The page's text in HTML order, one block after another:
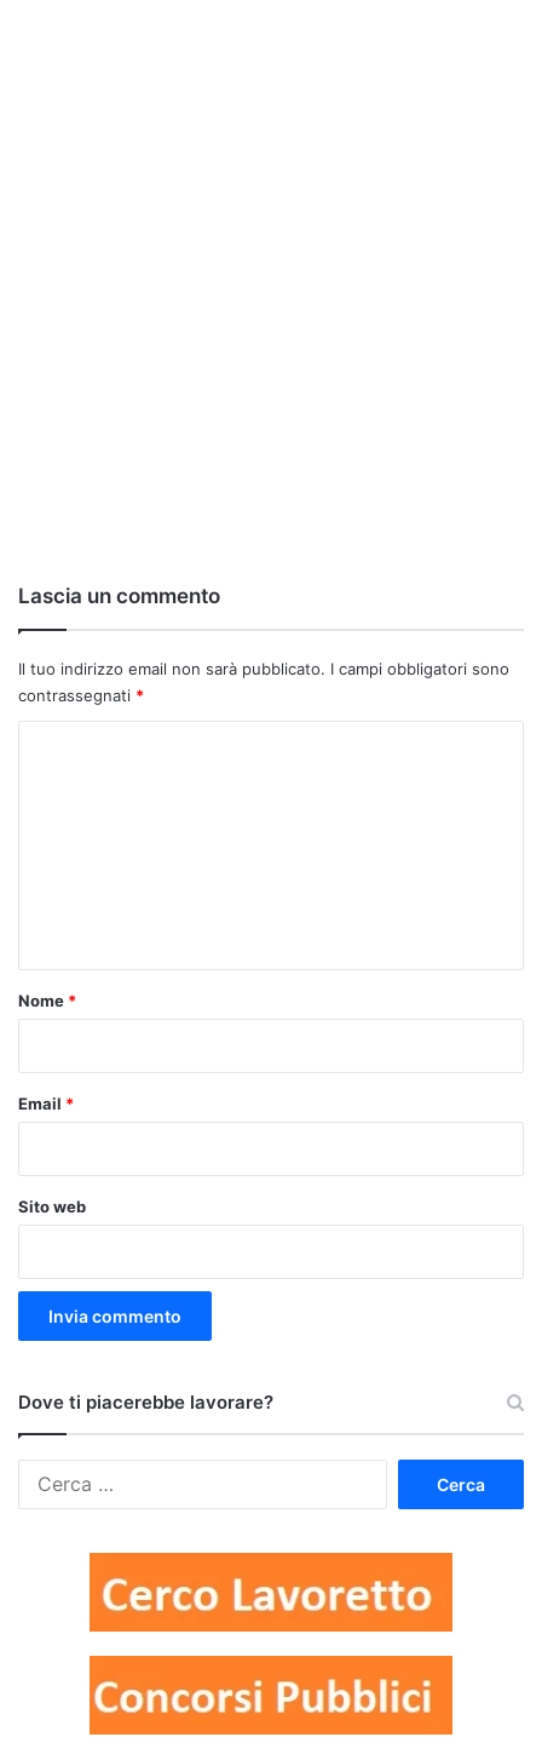
Lascia un commento
Il tuo indirizzo email non sarà pubblicato. I campi obbligatori sono
contrassegnati *
o
Nome *
Email *
Sito web
Dove ti piacerebbe lavorare?